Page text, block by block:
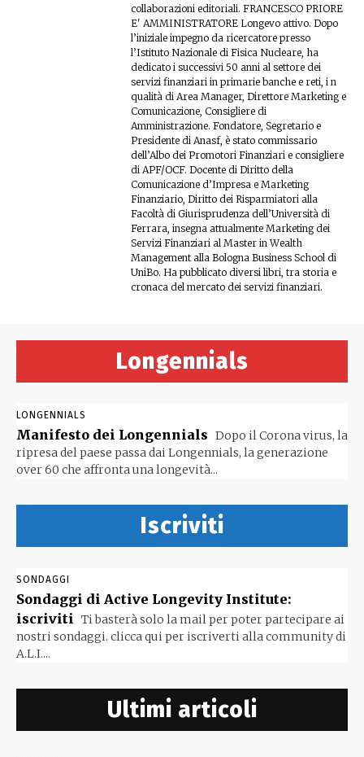
collaborazioni editoriali. FRANCESCO PRIORE
E' AMMINISTRATORE Longevo attivo. Dopo
l’iniziale impegno da ricercatore presso
l’Istituto Nazionale di Fisica Nucleare, ha
dedicato i successivi 50 anni al settore dei
servizi finanziari in primarie banche e reti, i n
qualità di Area Manager, Direttore Marketing e
Comunicazione, Consigliere di
Amministrazione. Fondatore, Segretario e
Presidente di Anasf, è stato commissario
dell’Albo dei Promotori Finanziari e consigliere
di APF/OCF. Docente di Diritto della
Comunicazione d’Impresa e Marketing
Finanziario, Diritto dei Risparmiatori alla
Facoltà di Giurisprudenza dell’Università di
Ferrara, insegna attualmente Marketing dei
Servizi Finanziari al Master in Wealth
Management alla Bologna Business School di
UniBo. Ha pubblicato diversi libri, tra storia e
cronaca del mercato dei servizi finanziari.
Longennials
LONGENNIALS
Manifesto dei Longennials Dopo il Corona virus, la
ripresa del paese passa dai Longennials, la generazione
over 60 che affronta una longevità...
Iscriviti
SONDAGGI
Sondaggi di Active Longevity Institute:
iscriviti Ti basterà solo la mail per poter partecipare ai
nostri sondaggi. clicca qui per iscriverti alla community di
A.L.I....
Ultimi articoli